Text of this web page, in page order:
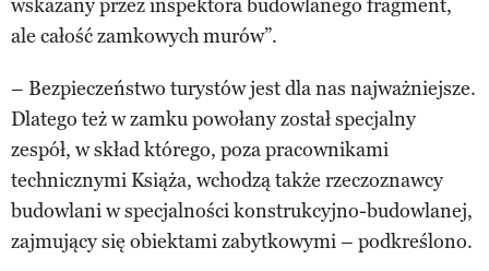
wskazany przez inspektora budowlanego fragment,
ale całość zamkowych murów”.
– Bezpieczeństwo turystów jest dla nas najważniejsze.
Dlatego też w zamku powołany został specjalny
zespół, w skład którego, poza pracownikami
technicznymi Książa, wchodzą także rzeczoznawcy
budowlani w specjalności konstrukcyjno-budowlanej,
zajmujący się obiektami zabytkowymi – podkreślono.